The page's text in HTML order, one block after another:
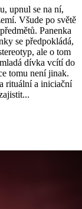
upnul se na ní,
Všude po světě
Panenka
se předpokládá,
ale o tom
dívka vcítí do
tomu není jinak.
rituální a iniciační